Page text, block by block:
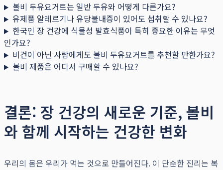
볼비 두유요거트는 일반 두유와 어떻게 다른가요?
유제품 알레르기나 유당불내증이 있어도 섭취할 수 있나요?
한국인 장 건강에 식물성 발효식품이 특히 중요한 이유는 무엇
인가요?
비건이 아닌 사람에게도 볼비 두유요거트를 추천할 만한가요?
볼비 제품은 어디서 구매할 수 있나요?
결론: 장 건강의 새로운 기준, 볼비
와 함께 시작하는 건강한 변화
우리의 몸은 우리가 먹는 것으로 만들어진다. 이 단순한 진리는 복